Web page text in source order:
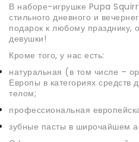
В наборе-игрушке Pupa
стильного дневного и
подарок к любому празднику,
девушки!
Кроме того, у нас есть:
натуральная (в том числе –
Европы в категориях средств
телом;
профессиональная
зубные пасты в широчайшем